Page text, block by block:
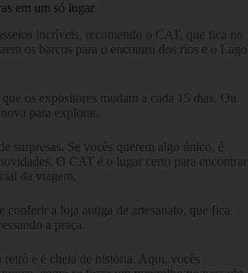
em um só lugar
incríveis, recomendo o CAT, que fica no
os barcos para o encontro dos rios e o Lago
que os expositores mudam a cada 15 dias. Ou
para explorar.
surpresas. Se vocês querem algo único, é
O CAT é o lugar certo para encontrar
da viagem.
conferir a loja antiga de artesanato, que fica
a praça.
retrô e é cheia de história. Aqui, vocês